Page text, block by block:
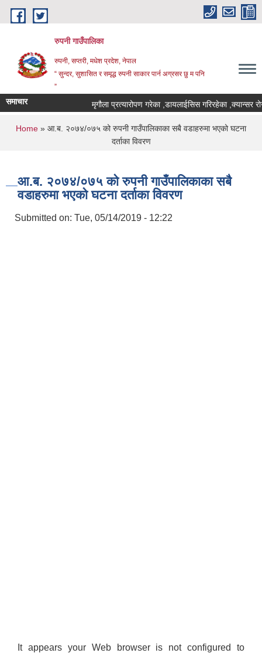
Skip to main content
रुपनी गाउँपालिका
रुपनी, सप्तरी, मधेश प्रदेश, नेपाल
“ सुन्दर, सुशासित र समृद्ध रुपनी साकार पार्न अग्रसर छु म पनि
”
समाचार मृगौला प्रत्यारोपण गरेका ,डायलाईसिस गरिरहेका ,क्यान्सर
You are here
Home » आ.ब. २०७४/०७५ को रुपनी गाउँपालिकाका सबै वडाहरुमा भएको घटना
दर्ताका विवरण
आ.ब. २०७४/०७५ को रुपनी गाउँपालिकाका सबै
वडाहरुमा भएको घटना दर्ताका विवरण
Submitted on: Tue, 05/14/2019 - 12:22
It appears your Web browser is not configured to